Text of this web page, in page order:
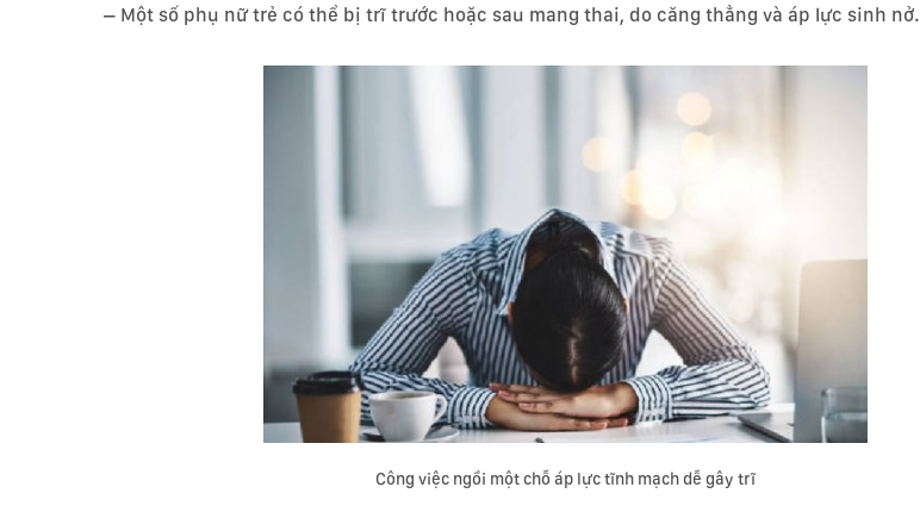
– Một số phụ nữ trẻ có thể bị trĩ trước hoặc sau mang thai, do căng thẳng và áp lực sinh nở.
Công việc ngồi một chỗ áp lực tĩnh mạch dễ gây trĩ